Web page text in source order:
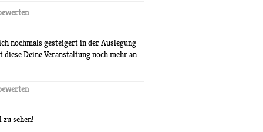
nochmals gesteigert in der Auslegung
Deine Veranstaltung noch mehr an
sehen!